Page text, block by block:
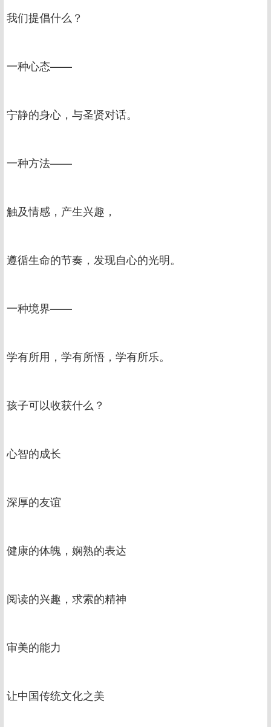
我们提倡什么？
一种心态——
宁静的身心，与圣贤对话。
一种方法——
触及情感，产生兴趣，
遵循生命的节奏，发现自心的光明。‍
一种境界——
学有所用，学有所悟，学有所乐。
孩子可以收获什么？
心智的成长
深厚的友谊
健康的体魄，娴熟的表达
阅读的兴趣，求索的精神
审美的能力
让中国传统文化之美